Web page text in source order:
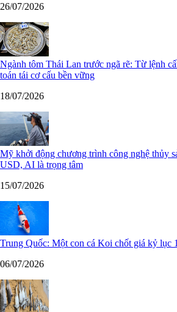
26/07/2026
Ngành tôm Thái Lan trước ngã rẽ: Từ lệnh
toán tái cơ cấu bền vững
18/07/2026
Mỹ khởi động chương trình công nghệ thủy
USD, AI là trọng tâm
15/07/2026
Trung Quốc: Một con cá Koi chốt giá kỷ lục
06/07/2026